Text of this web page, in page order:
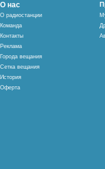
О нас
О радиостанции
Команда
Контакты
Реклама
Города вещания
Сетка вещания
История
Оферта